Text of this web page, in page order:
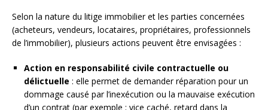
Selon la nature du litige immobilier et les parties concernées
(acheteurs, vendeurs, locataires, propriétaires, professionnels
de l’immobilier), plusieurs actions peuvent être envisagées :
Action en responsabilité civile contractuelle ou
délictuelle : elle permet de demander réparation pour un
dommage causé par l’inexécution ou la mauvaise exécution
d’un contrat (par exemple : vice caché, retard dans la